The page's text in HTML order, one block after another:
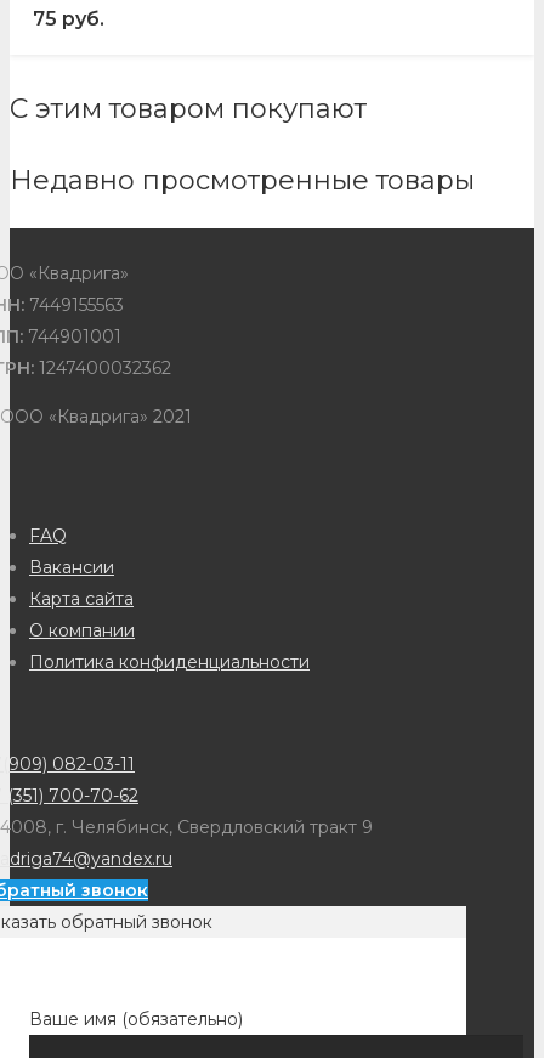
75 руб.
С этим товаром покупают
Недавно просмотренные товары
«Квадрига»
7449155563
744901001
1247400032362
«Квадрига» 2021
FAQ
Вакансии
Карта сайта
О компании
Политика конфиденциальности
082-03-11
(351) 700-70-62
г. Челябинск, Свердловский тракт 9
звонок
обратный звонок
Ваше имя (обязательно)